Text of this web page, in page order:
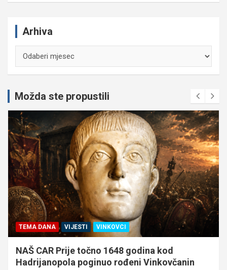
Arhiva
Možda ste propustili
TEMA DANA VIJESTI VINKOVCI
NAŠ CAR Prije točno 1648 godina kod
Hadrijanopola poginuo rođeni Vinkovčanin